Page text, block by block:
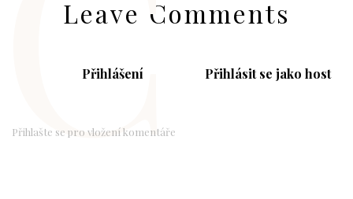
Leave Comments
Přihlášení Přihlásit se jako host